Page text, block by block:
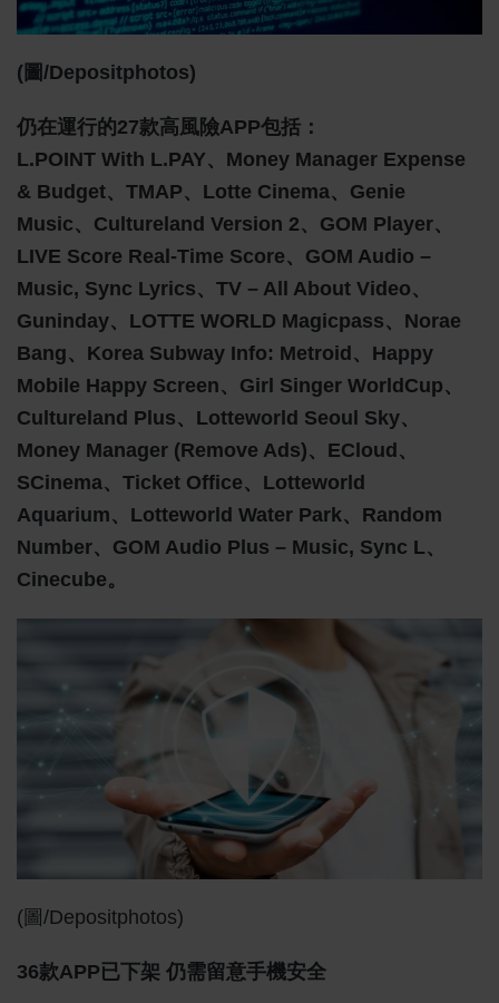
(圖/depositphotos)
仍在運行的27款高風險APP包括：
L.POINT With L.PAY、Money Manager Expense
& Budget、TMAP、Lotte Cinema、Genie
Music、Cultureland Version 2、GOM Player、
LIVE Score Real-Time Score、GOM Audio –
Music, Sync Lyrics、TV – All About Video、
Guninday、LOTTE WORLD Magicpass、Norae
Bang、Korea Subway Info: Metroid、Happy
Mobile Happy Screen、Girl Singer WorldCup、
Cultureland Plus、Lotteworld Seoul Sky、
Money Manager (Remove Ads)、ECloud、
SCinema、Ticket Office、Lotteworld
Aquarium、Lotteworld Water Park、Random
Number、GOM Audio Plus – Music, Sync L、
Cinecube。
(圖/depositphotos)
36款APP已下架 仍需留意手機安全